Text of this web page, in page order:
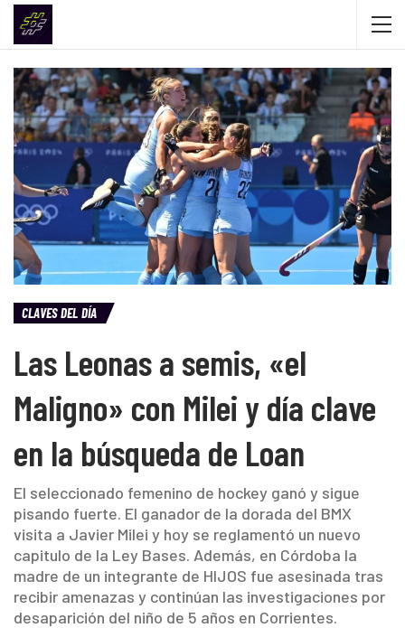
CLAVES DEL DÍA
Las Leonas a semis, «el
Maligno» con Milei y día clave
en la búsqueda de Loan
El seleccionado femenino de hockey ganó y sigue
pisando fuerte. El ganador de la dorada del BMX
visita a Javier Milei y hoy se reglamentó un nuevo
capitulo de la Ley Bases. Además, en Córdoba la
madre de un integrante de HIJOS fue asesinada tras
recibir amenazas y continúan las investigaciones por
desaparición del niño de 5 años en Corrientes.